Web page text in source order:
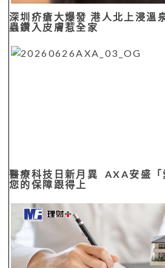
深圳疥瘡大爆發 港人北上浸溫
蟲鑽入皮膚惹全家
醫療科技日新月異 AXA安盛「
您的保障跟得上